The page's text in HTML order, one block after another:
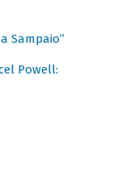
Sampaio”
Powell: